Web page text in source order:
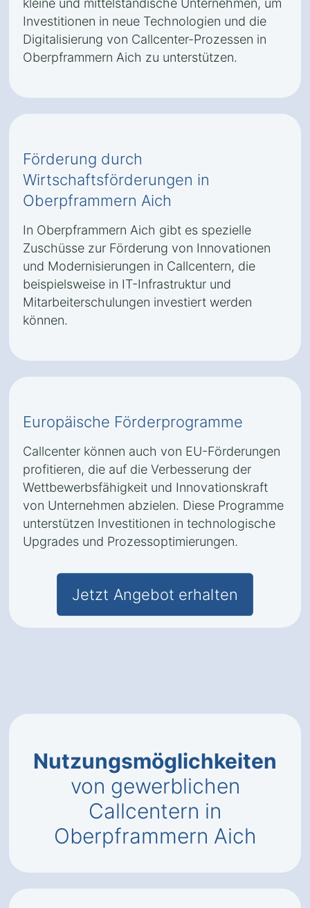
kleine und mittelständische Unternehmen, um
Investitionen in neue Technologien und die
Digitalisierung von Callcenter-Prozessen in
Oberpframmern Aich zu unterstützen.
Förderung durch
Wirtschaftsförderungen in
Oberpframmern Aich
In Oberpframmern Aich gibt es spezielle
Zuschüsse zur Förderung von Innovationen
und Modernisierungen in Callcentern, die
beispielsweise in IT-Infrastruktur und
Mitarbeiterschulungen investiert werden
können.
Europäische Förderprogramme
Callcenter können auch von EU-Förderungen
profitieren, die auf die Verbesserung der
Wettbewerbsfähigkeit und Innovationskraft
von Unternehmen abzielen. Diese Programme
unterstützen Investitionen in technologische
Upgrades und Prozessoptimierungen.
Jetzt Angebot erhalten
Nutzungsmöglichkeiten
von gewerblichen
Callcentern in
Oberpframmern Aich